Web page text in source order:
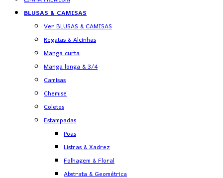
BLUSAS & CAMISAS
Ver BLUSAS & CAMISAS
Regatas & Alcinhas
Manga curta
Manga longa & 3/4
Camisas
Chemise
Coletes
Estampadas
Poas
Listras & Xadrez
Folhagem & Floral
Abstrata & Geométrica